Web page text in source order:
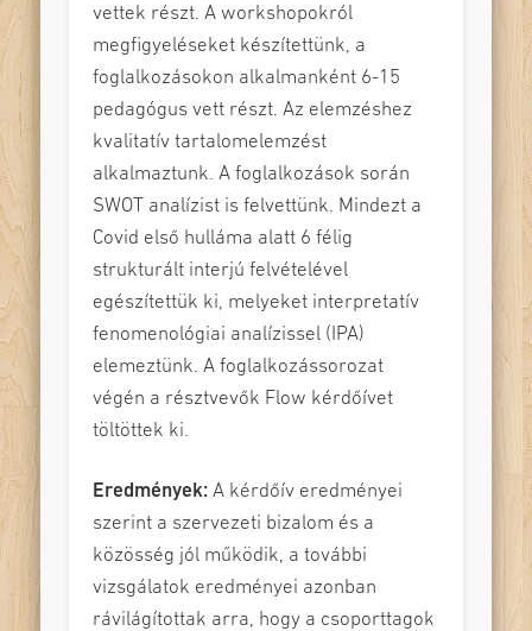
vettek részt. A workshopokról
megfigyeléseket készítettünk, a
foglalkozásokon alkalmanként 6-15
pedagógus vett részt. Az elemzéshez
kvalitatív tartalomelemzést
alkalmaztunk. A foglalkozások során
SWOT analízist is felvettünk. Mindezt a
Covid első hulláma alatt 6 félig
strukturált interjú felvételével
egészítettük ki, melyeket interpretatív
fenomenológiai analízissel (IPA)
elemeztünk. A foglalkozássorozat
végén a résztvevők Flow kérdőívet
töltöttek ki.
Eredmények: A kérdőív eredményei
szerint a szervezeti bizalom és a
közösség jól működik, a további
vizsgálatok eredményei azonban
rávilágítottak arra, hogy a csoporttagok